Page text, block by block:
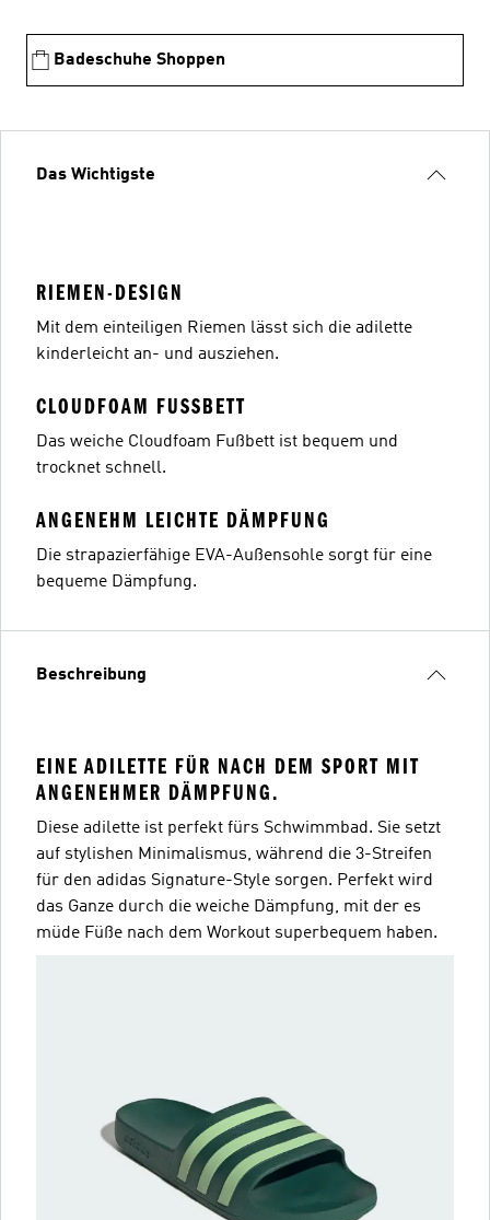
Badeschuhe Shoppen
Das Wichtigste
RIEMEN-DESIGN
Mit dem einteiligen Riemen lässt sich die adilette
kinderleicht an- und ausziehen.
CLOUDFOAM FUSSBETT
Das weiche Cloudfoam Fußbett ist bequem und
trocknet schnell.
ANGENEHM LEICHTE DÄMPFUNG
Die strapazierfähige EVA-Außensohle sorgt für eine
bequeme Dämpfung.
Beschreibung
EINE ADILETTE FÜR NACH DEM SPORT MIT
ANGENEHMER DÄMPFUNG.
Diese adilette ist perfekt fürs Schwimmbad. Sie setzt
auf stylishen Minimalismus, während die 3-Streifen
für den adidas Signature-Style sorgen. Perfekt wird
das Ganze durch die weiche Dämpfung, mit der es
müde Füße nach dem Workout superbequem haben.